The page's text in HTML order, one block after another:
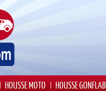
HOUSSE MOTO HOUSSE